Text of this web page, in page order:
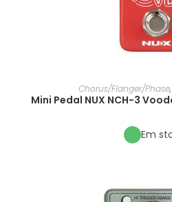
Chorus/Flanger/Phase,
Mini Pedal NUX NCH-3
Em